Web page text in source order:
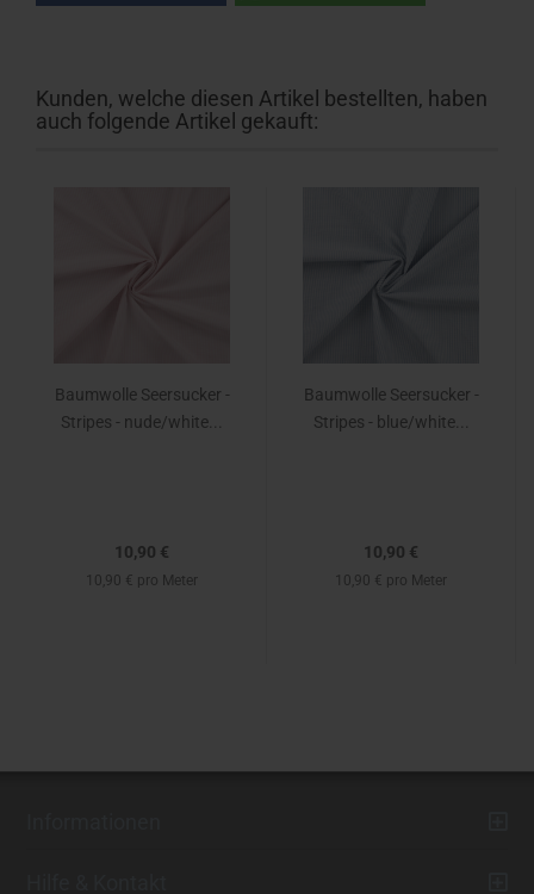
Kunden, welche diesen Artikel bestellten, haben
auch folgende Artikel gekauft:
Baumwolle Seersucker -
Stripes - nude/white...
10,90 €
10,90 € pro Meter
Baumwolle Seersucker -
Stripes - blue/white...
10,90 €
10,90 € pro Meter